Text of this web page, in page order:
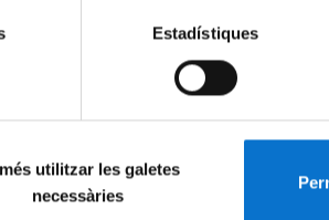
Estadístiques
utilitzar les galetes
necessàries